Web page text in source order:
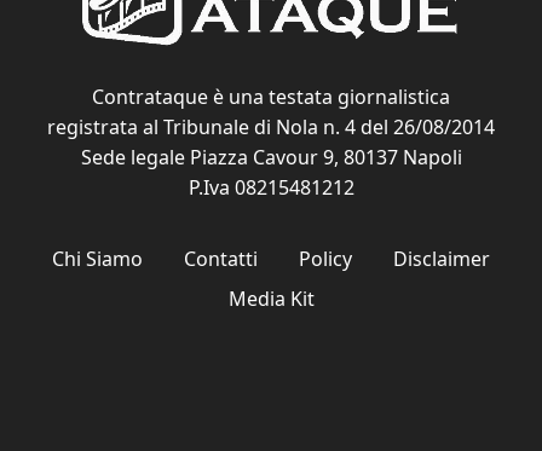
Contrataque è una testata giornalistica
registrata al Tribunale di Nola n. 4 del 26/08/2014
Sede legale Piazza Cavour 9, 80137 Napoli
P.Iva 08215481212
Chi Siamo Contatti Policy
Disclaimer
Media Kit